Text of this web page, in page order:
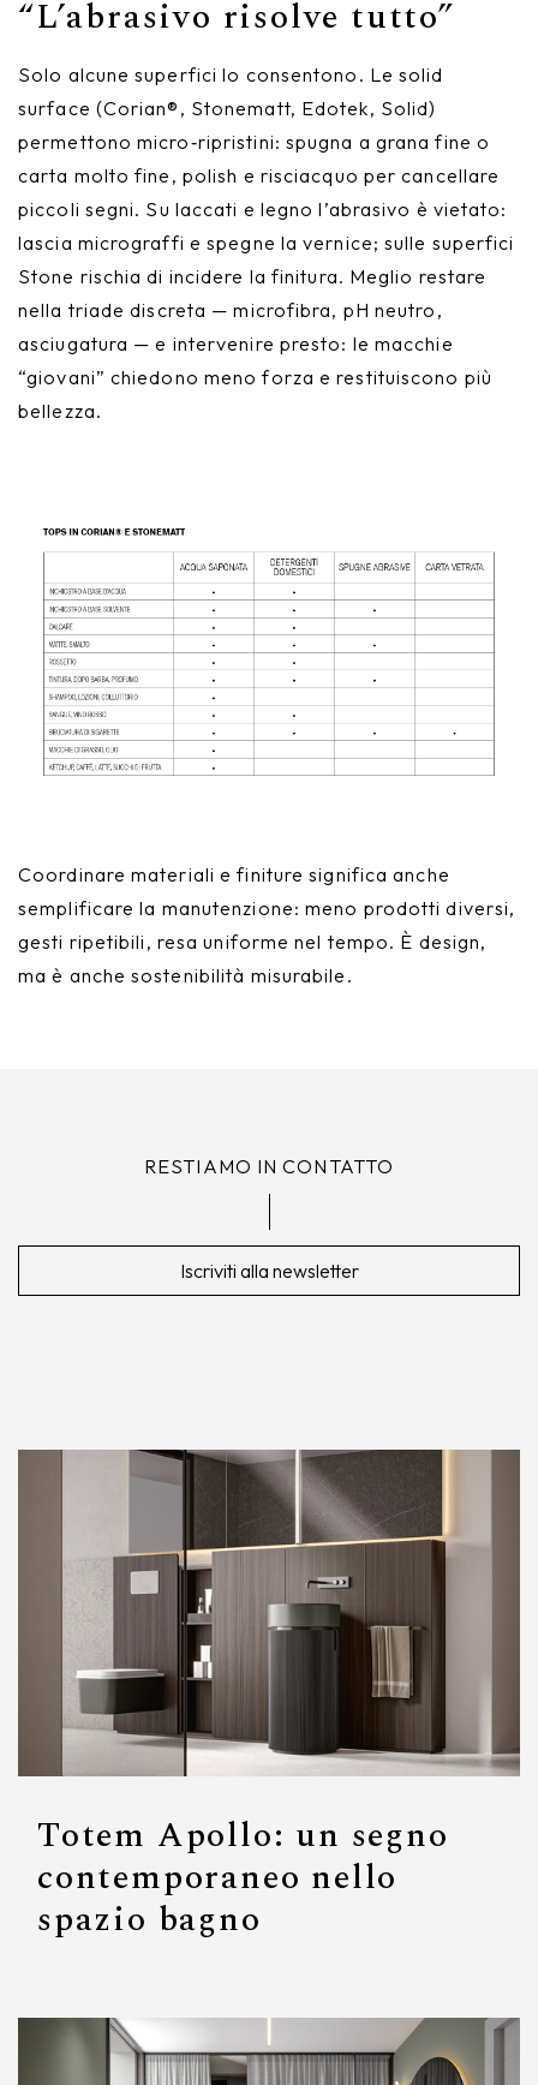
“L’abrasivo risolve tutto”
Solo alcune superfici lo consentono. Le solid
surface (Corian®, Stonematt, Edotek, Solid)
permettono micro‑ripristini: spugna a grana fine o
carta molto fine, polish e risciacquo per cancellare
piccoli segni. Su laccati e legno l’abrasivo è vietato:
lascia micrograffi e spegne la vernice; sulle superfici
Stone rischia di incidere la finitura. Meglio restare
nella triade discreta — microfibra, pH neutro,
asciugatura — e intervenire presto: le macchie
“giovani” chiedono meno forza e restituiscono più
bellezza.
Coordinare materiali e finiture significa anche
semplificare la manutenzione: meno prodotti diversi,
gesti ripetibili, resa uniforme nel tempo. È design,
ma è anche sostenibilità misurabile.
RESTIAMO IN CONTATTO
Iscriviti alla newsletter
Totem Apollo: un segno
contemporaneo nello
spazio bagno